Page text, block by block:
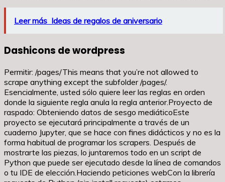
Leer más Ideas de regalos de aniversario
Dashicons de wordpress
Permitir: /pages/This means that you’re not allowed to
scrape anything except the subfolder /pages/.
Esencialmente, usted sólo quiere leer las reglas en orden
donde la siguiente regla anula la regla anterior.Proyecto de
raspado: Obteniendo datos de sesgo mediáticoEste
proyecto se ejecutará principalmente a través de un
cuaderno Jupyter, que se hace con fines didácticos y no es la
forma habitual de programar los scrapers. Después de
mostrarte las piezas, lo juntaremos todo en un script de
Python que puede ser ejecutado desde la línea de comandos
o tu IDE de elección.Haciendo peticiones webCon la librería